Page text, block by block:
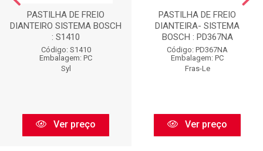
PASTILHA DE FREIO
DIANTEIRO SISTEMA BOSCH
: S1410
Código: S1410
Embalagem: PC
Syl
Ver preço
PASTILHA DE FREIO
DIANTEIRA- SISTEMA
BOSCH : PD367NA
Código: PD367NA
Embalagem: PC
Fras-Le
Ver preço